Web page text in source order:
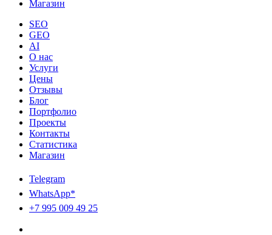
Магазин
SEO
GEO
AI
О нас
Услуги
Цены
Отзывы
Блог
Портфолио
Проекты
Контакты
Статистика
Магазин
Telegram
WhatsApp*
+7 995 009 49 25